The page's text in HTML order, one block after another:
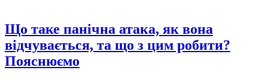
Що таке панічна атака, як вона
відчувається, та що з цим робити?
Пояснюємо